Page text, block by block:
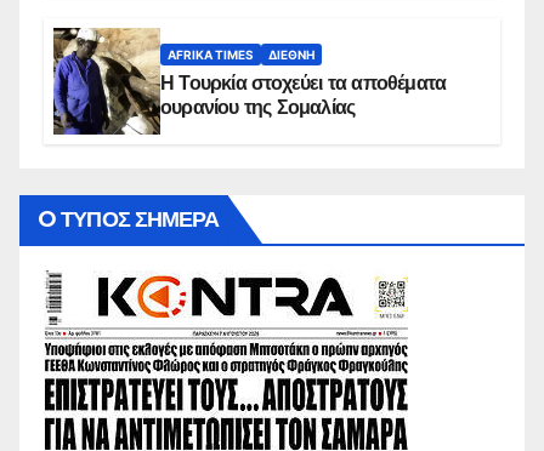
AFRIKA TIMES ΔΙΕΘΝΉ
Η Τουρκία στοχεύει τα αποθέματα
ουρανίου της Σομαλίας
O ΤΥΠΟΣ ΣΗΜΕΡΑ